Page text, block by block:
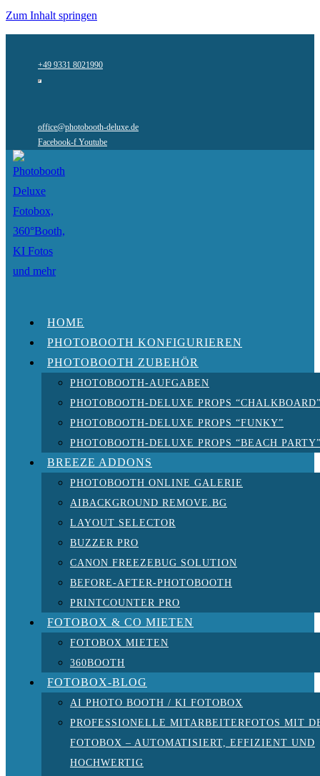
Zum Inhalt springen
+49 9331 8021990
office@photobooth-deluxe.de
Facebook-f Youtube
HOME
PHOTOBOOTH KONFIGURIEREN
PHOTOBOOTH ZUBEHÖR
PHOTOBOOTH-AUFGABEN
PHOTOBOOTH-DELUXE PROPS
PHOTOBOOTH-DELUXE PROPS “FUNKY”
PHOTOBOOTH-DELUXE PROPS “BEACH
BREEZE ADDONS
PHOTOBOOTH ONLINE GALERIE
AIBACKGROUND REMOVE.BG
LAYOUT SELECTOR
BUZZER PRO
CANON FREEZEBUG SOLUTION
BEFORE-AFTER-PHOTOBOOTH
PRINTCOUNTER PRO
FOTOBOX & CO MIETEN
FOTOBOX MIETEN
360BOOTH
FOTOBOX-BLOG
AI PHOTO BOOTH / KI FOTOBOX
PROFESSIONELLE MITARBEITERFOTOS MIT
FOTOBOX – AUTOMATISIERT, EFFIZIENT UND
HOCHWERTIG